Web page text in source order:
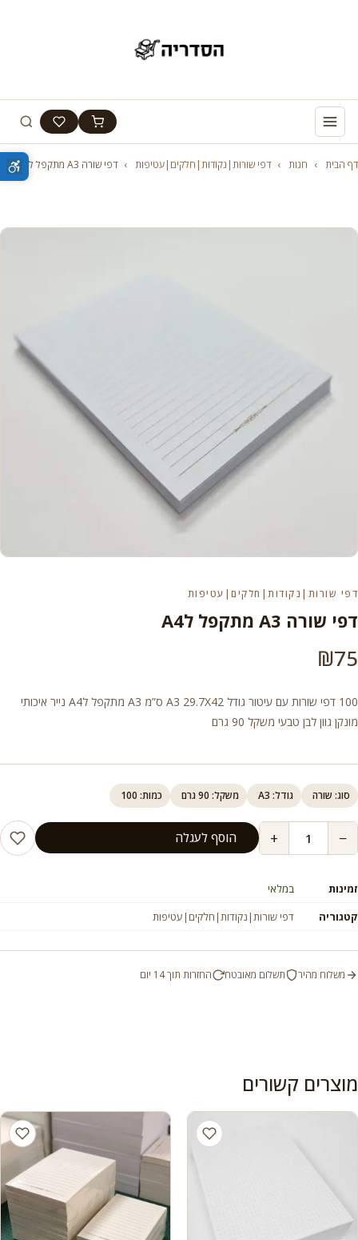
דף הבית › חנות › דפי שורות|נקודות|חלקים|עטיפות › דפי שורה A3 מתקפל לA4
דפי שורות|נקודות|חלקים|עטיפות
דפי שורה A3 מתקפל לA4
₪75
100 דפי שורות עם עיטור גודל A3 29.7X42 ס”מ A3 מתקפל לA4 נייר איכותי
מונקן גוון לבן טבעי משקל 90 גרם
סוג: שורה גודל: A3 משקל: 90 גרם כמות: 100
−
+ הוסף לעגלה
זמינות
במלאי
קטגוריה
דפי שורות|נקודות|חלקים|עטיפות
משלוח מהיר תשלום מאובטח החזרות תוך 14 יום
מוצרים קשורים